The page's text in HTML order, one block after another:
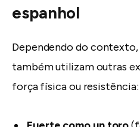
espanhol
Dependendo do
também utilizam outras
força física ou resistência: